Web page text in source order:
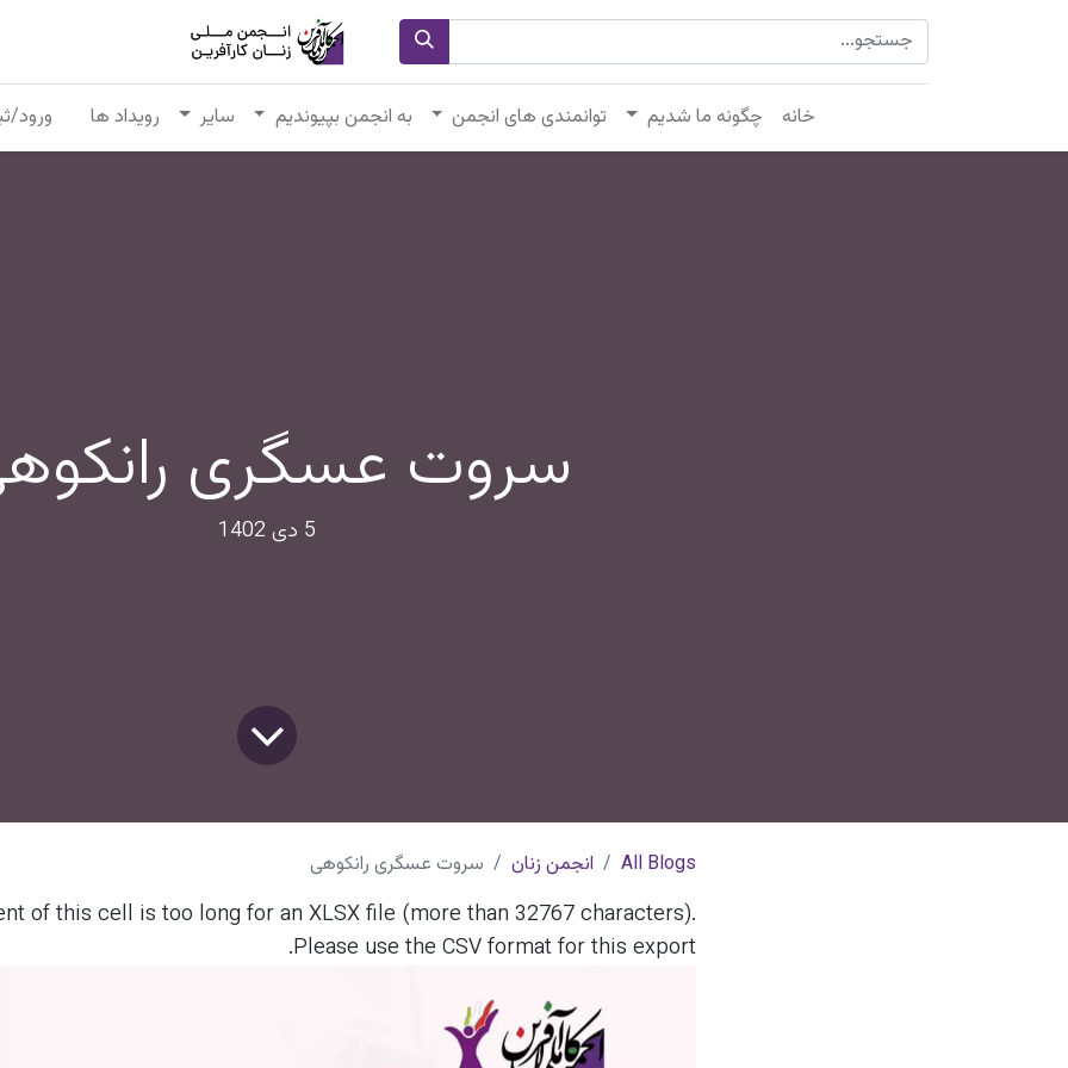
خانه چگونه ما شدیم توانمندی های انجمن به انجمن بپیوندیم سایر رویداد ها ورود/
سروت عسگری
5 دی 1402
All Blogs انجمن زنان سروت عسگری رانکوهی
of this cell is too long for an XLSX file (more than 32767 characters).
Please use the CSV format for this export.